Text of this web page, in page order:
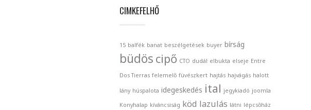
CIMKEFELHŐ
15 balfék banat beszélgetések buyer bírság
büdös cipő CTO dudál elbukta elseje Entre
Dos Tierras felemelő füvészkert hajtás hajvágás halott
lány húspalota idegeskedés ital jegykiadó joomla
Konyhalap kíváncsiság köd lazulás látni lépcsőház